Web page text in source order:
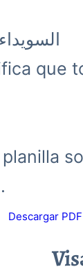
السويداء – 02/
que
Descargar PDF